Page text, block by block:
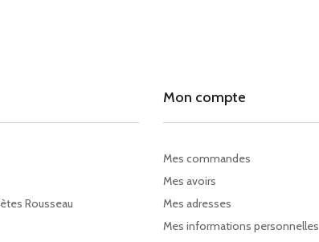
Rousseau
Mon compte
Mes commandes
Mes avoirs
Mes adresses
Mes informations personnelles